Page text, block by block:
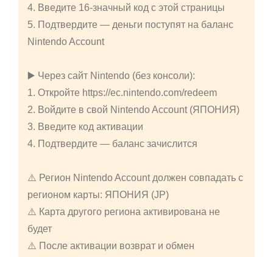
4. Введите 16-значный код с этой страницы
5. Подтвердите — деньги поступят на баланс
Nintendo Account
▶️ Через сайт Nintendo (без консоли):
1. Откройте https://ec.nintendo.com/redeem
2. Войдите в свой Nintendo Account (ЯПОНИЯ)
3. Введите код активации
4. Подтвердите — баланс зачислится
⚠️ Регион Nintendo Account должен совпадать с
регионом карты: ЯПОНИЯ (JP)
⚠️ Карта другого региона активирована не
будет
⚠️ После активации возврат и обмен